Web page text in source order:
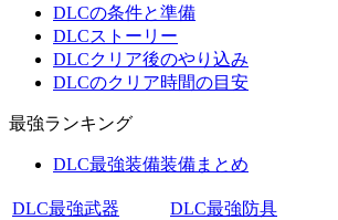
DLCの条件と準備
DLCストーリー
DLCクリア後のやり込み
DLCのクリア時間の目安
最強ランキング
DLC最強装備装備まとめ
DLC最強武器
DLC最強防具